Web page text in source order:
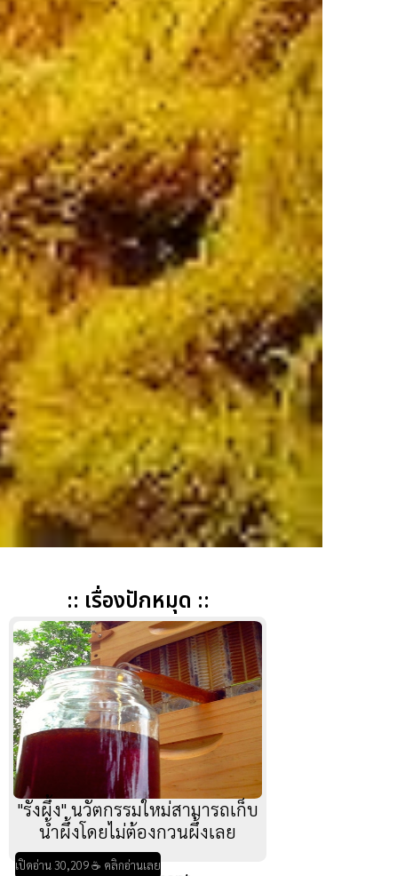
:: เรื่องปักหมุด ::
"รังผึ้ง" นวัตกรรมใหม่สามารถเก็บ
น้ำผึ้งโดยไม่ต้องกวนผึ้งเลย
เปิดอ่าน 30,209 ☕ คลิกอ่านเลย